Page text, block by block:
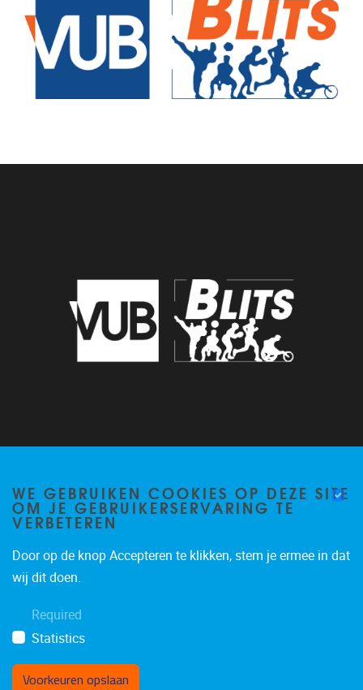
Brussels Labo voor Inspanning en TopSport (BLITS)
U-residence, 1ste verdieping
Generaal Jacqueslaan 271
1050 Brussel (BELGIË)
blits@vub.be
WE GEBRUIKEN COOKIES OP DEZE SITE
OM JE GEBRUIKERSERVARING TE
VERBETEREN
Door op de knop Accepteren te klikken, stem je ermee in dat
wij dit doen.
Required
Statistics
Voorkeuren opslaan